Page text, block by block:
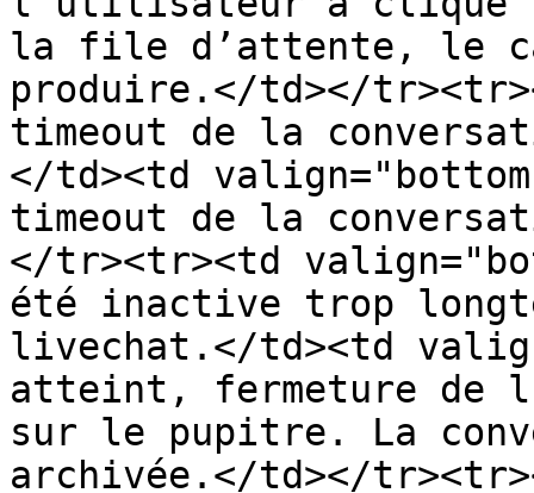
la file d’attente, le
produire.</td></
timeout de la
</td><td
timeout de la
</tr><tr><td
été inactive trop
livechat.</td><td
atteint, fermeture de
sur le pupitre. La
archivée.</td></